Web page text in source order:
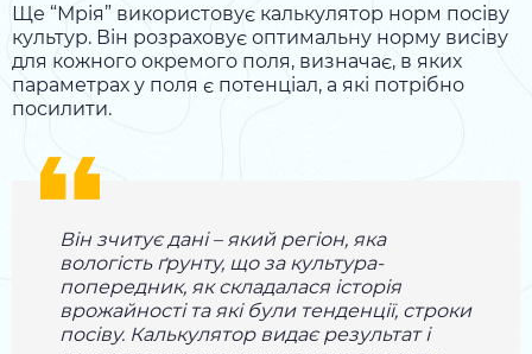
Ще “Мрія” використовує калькулятор норм посіву
культур. Він розраховує оптимальну норму висіву
для кожного окремого поля, визначає, в яких
параметрах у поля є потенціал, а які потрібно
посилити.
Він зчитує дані – який регіон, яка
вологість ґрунту, що за культура-
попередник, як складалася історія
врожайності та які були тенденції, строки
посіву. Калькулятор видає результат і